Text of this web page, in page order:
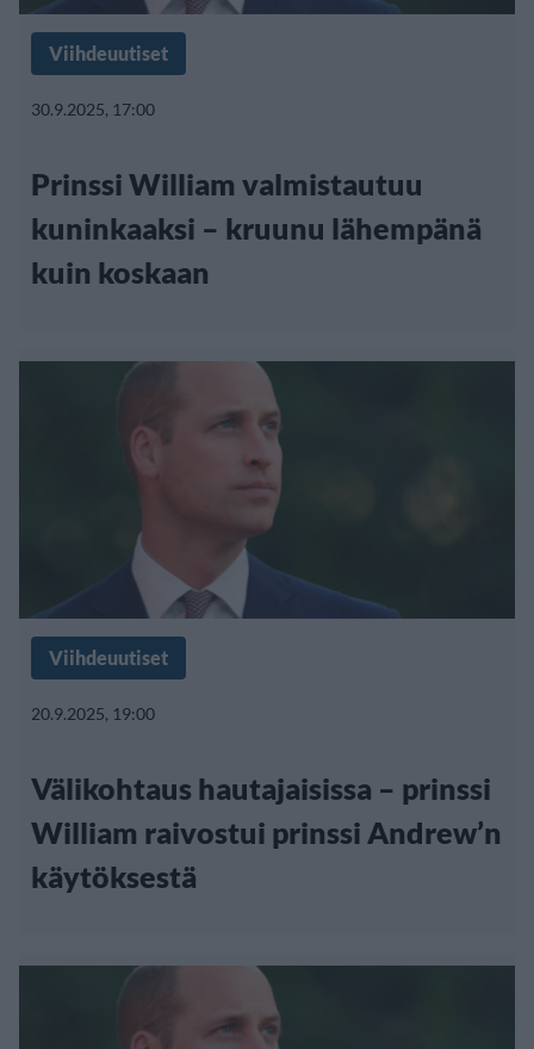
Viihdeuutiset
30.9.2025, 17:00
Prinssi William valmistautuu
kuninkaaksi – kruunu lähempänä
kuin koskaan
Viihdeuutiset
20.9.2025, 19:00
Välikohtaus hautajaisissa – prinssi
William raivostui prinssi Andrew’n
käytöksestä